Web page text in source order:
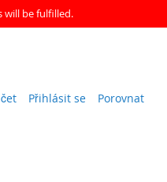
will be fulfilled.
Přihlásit se Porovnat